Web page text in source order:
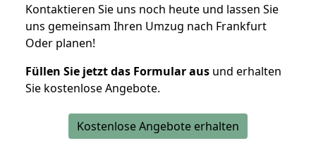
Kontaktieren Sie uns noch heute und lassen Sie
uns gemeinsam Ihren Umzug nach Frankfurt
Oder planen!
Füllen Sie jetzt das Formular aus und erhalten
Sie kostenlose Angebote.
Kostenlose Angebote erhalten